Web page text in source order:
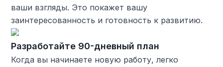
ваши взгляды. Это покажет вашу
заинтересованность и готовность к развитию.
Разработайте 90-дневный план
Когда вы начинаете новую работу, легко